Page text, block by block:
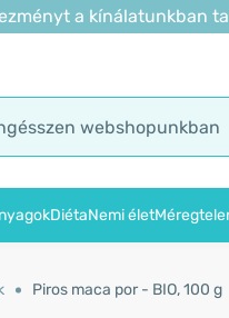
a kínálatunkban
DiétaNemi élet
Piros maca por - BIO, 100 g